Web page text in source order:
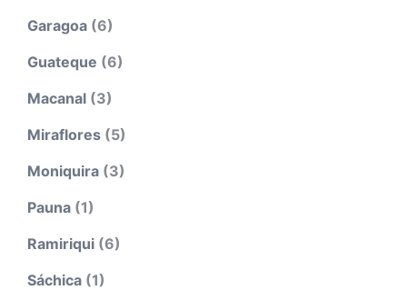
Garagoa (6)
Guateque (6)
Macanal (3)
Miraflores (5)
Moniquira (3)
Pauna (1)
Ramiriqui (6)
Sáchica (1)